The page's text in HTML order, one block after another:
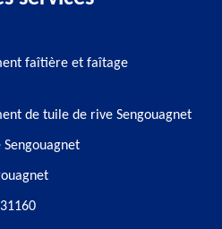
faîtière et faîtage
de tuile de rive Sengouagnet